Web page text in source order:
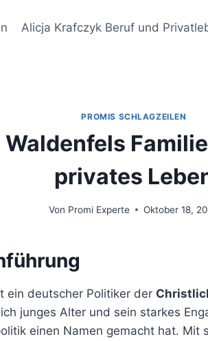
Alicja Krafczyk Beruf und
PROMIS SCHLAGZEILEN
privates
Von Promi Experte Oktober 18,
ein deutscher Politiker der
junges Alter und sein starkes
einen Namen gemacht hat. Mit